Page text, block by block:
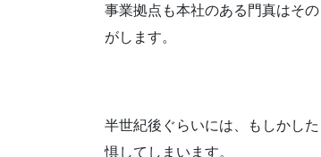
事業拠点も本社のある門真はそ
がします。
半世紀後ぐらいには、もしかし
惧してしまいます。